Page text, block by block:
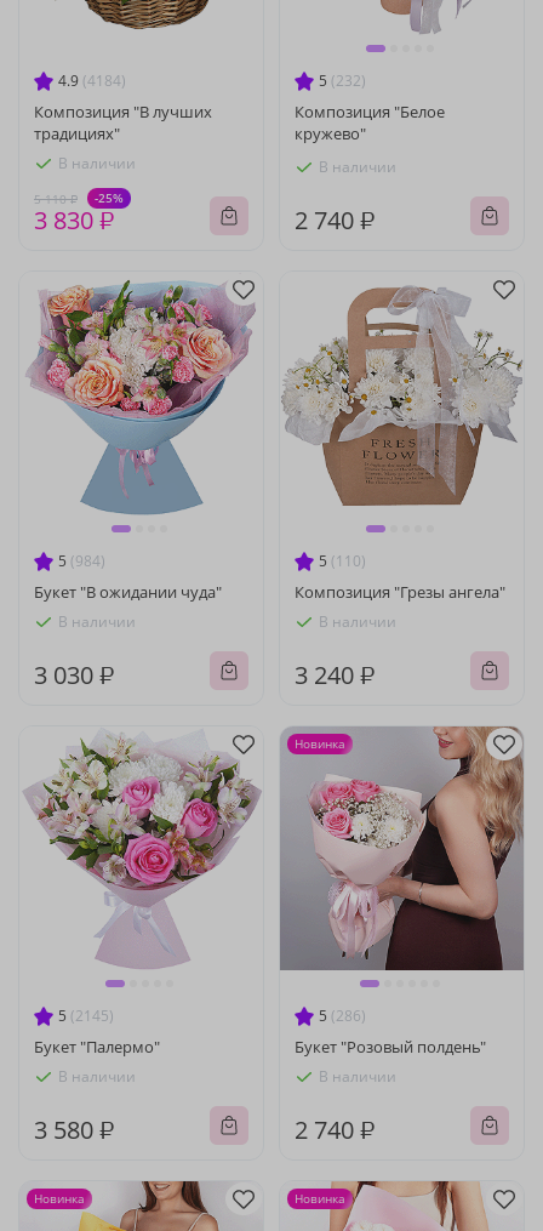
4.9 (4184)
Композиция "В лучших
традициях"
В наличии
5 110 ₽ -25%
3 830 ₽
5 (232)
Композиция "Белое
кружево"
В наличии
2 740 ₽
5 (984)
Букет "В ожидании чуда"
В наличии
3 030 ₽
5 (110)
Композиция "Грезы ангела"
В наличии
3 240 ₽
5 (2145)
Букет "Палермо"
В наличии
3 580 ₽
5 (286)
Букет "Розовый полдень"
В наличии
2 740 ₽
Новинка
Новинка Новинка